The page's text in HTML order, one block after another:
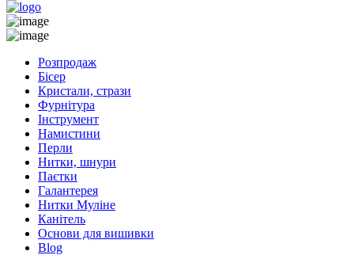
Розпродаж
Бісер
Кристали, стрази
Фурнітура
Інструмент
Намистини
Перли
Нитки, шнури
Паєтки
Галантерея
Нитки Муліне
Канітель
Основи для вишивки
Blog